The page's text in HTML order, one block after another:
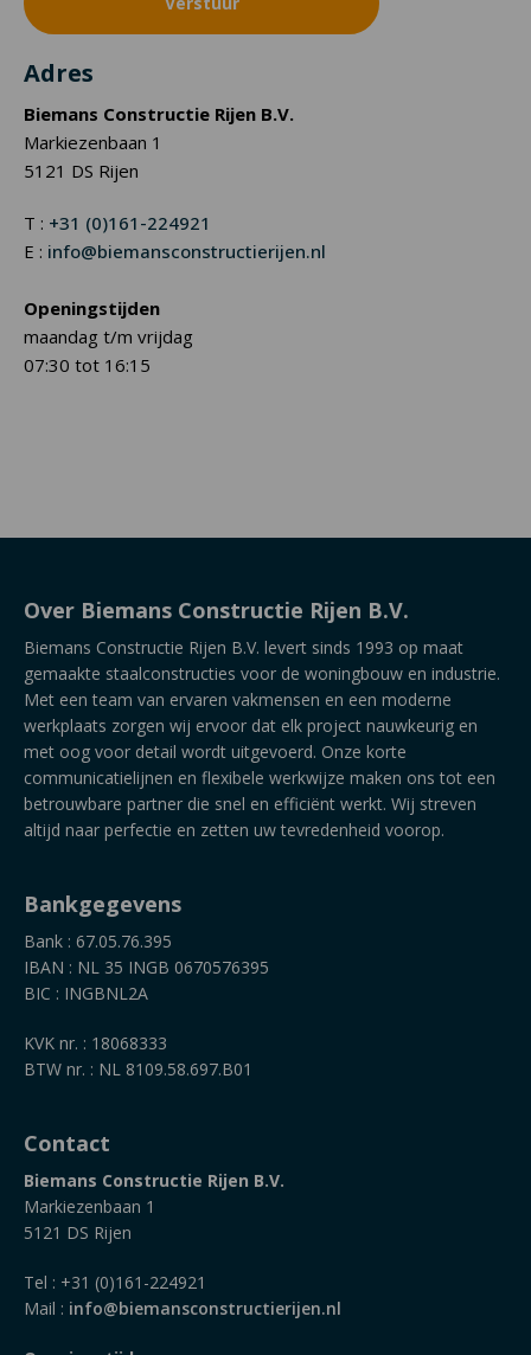
Adres
Biemans Constructie Rijen B.V.
Markiezenbaan 1
5121 DS Rijen
T : +31 (0)161-224921
E : info@biemansconstructierijen.nl
Openingstijden
maandag t/m vrijdag
07:30 tot 16:15
Over Biemans Constructie Rijen B.V.
Biemans Constructie Rijen B.V. levert sinds 1993 op maat
gemaakte staalconstructies voor de woningbouw en industrie.
Met een team van ervaren vakmensen en een moderne
werkplaats zorgen wij ervoor dat elk project nauwkeurig en
met oog voor detail wordt uitgevoerd. Onze korte
communicatielijnen en flexibele werkwijze maken ons tot een
betrouwbare partner die snel en efficiënt werkt. Wij streven
altijd naar perfectie en zetten uw tevredenheid voorop.
Bankgegevens
Bank : 67.05.76.395
IBAN : NL 35 INGB 0670576395
BIC : INGBNL2A
KVK nr. : 18068333
BTW nr. : NL 8109.58.697.B01
Contact
Biemans Constructie Rijen B.V.
Markiezenbaan 1
5121 DS Rijen
Tel : +31 (0)161-224921
Mail : info@biemansconstructierijen.nl